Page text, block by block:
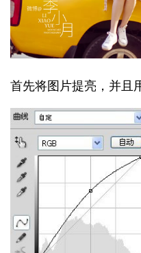
首先将图片提亮，并且